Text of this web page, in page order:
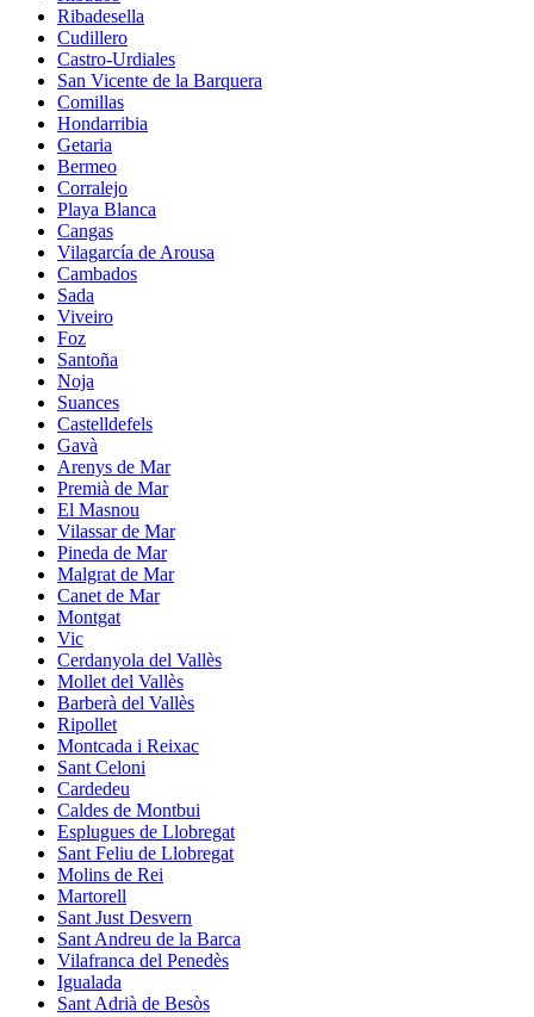
Ribadesella
Cudillero
Castro-Urdiales
San Vicente de la Barquera
Comillas
Hondarribia
Getaria
Bermeo
Corralejo
Playa Blanca
Cangas
Vilagarcía de Arousa
Cambados
Sada
Viveiro
Foz
Santoña
Noja
Suances
Castelldefels
Gavà
Arenys de Mar
Premià de Mar
El Masnou
Vilassar de Mar
Pineda de Mar
Malgrat de Mar
Canet de Mar
Montgat
Vic
Cerdanyola del Vallès
Mollet del Vallès
Barberà del Vallès
Ripollet
Montcada i Reixac
Sant Celoni
Cardedeu
Caldes de Montbui
Esplugues de Llobregat
Sant Feliu de Llobregat
Molins de Rei
Martorell
Sant Just Desvern
Sant Andreu de la Barca
Vilafranca del Penedès
Igualada
Sant Adrià de Besòs